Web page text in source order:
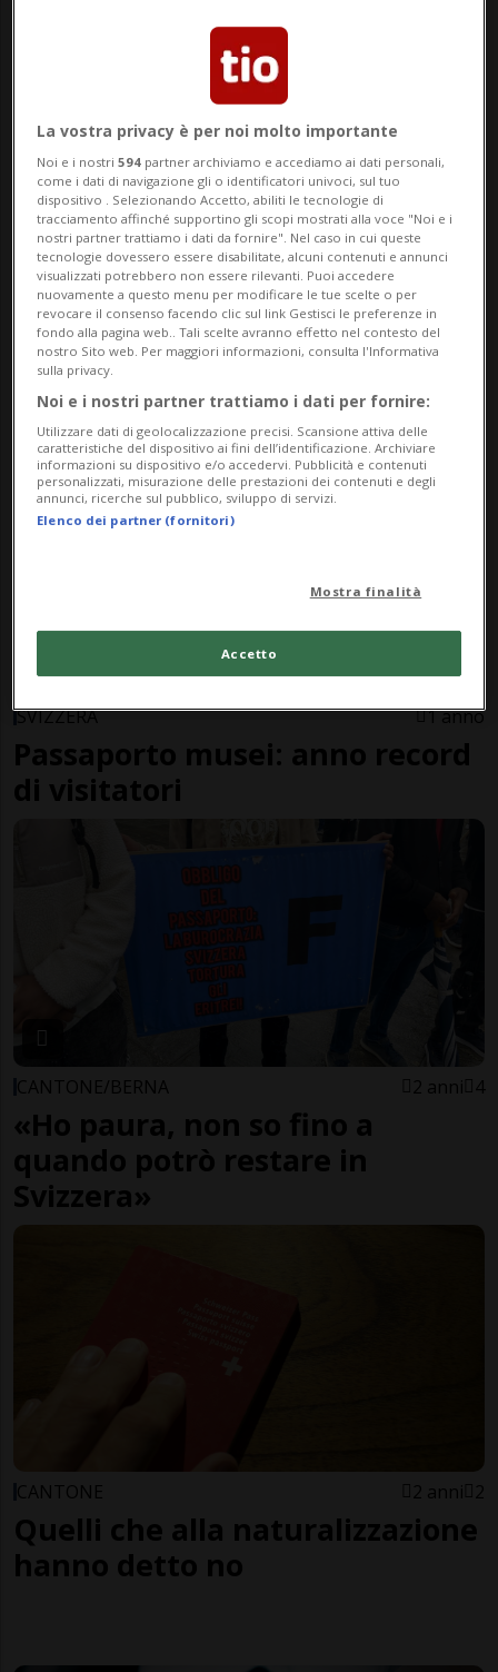
VANUATU 1 anno
Andrew Tate, via il passaporto
d'oro?
SVIZZERA 1 anno
Passaporto musei: anno record
di visitatori
CANTONE/BERNA 2 anni 4
«Ho paura, non so fino a
quando potrò restare in
Svizzera»
CANTONE 2 anni 2
Quelli che alla naturalizzazione
hanno detto no
La vostra privacy è per noi molto importante
Noi e i nostri594 partner archiviamo e accediamo ai dati personali,
come i dati di navigazione gli o identificatori univoci, sul tuo
dispositivo . Selezionando Accetto, abiliti le tecnologie di
tracciamento affinché supportino gli scopi mostrati alla voce "Noi e i
nostri partner trattiamo i dati da fornire". Nel caso in cui queste
tecnologie dovessero essere disabilitate, alcuni contenuti e annunci
visualizzati potrebbero non essere rilevanti. Puoi accedere
nuovamente a questo menu per modificare le tue scelte o per
revocare il consenso facendo clic sul link Gestisci le preferenze in
fondo alla pagina web.. Tali scelte avranno effetto nel contesto del
nostro Sito web. Per maggiori informazioni, consulta l'Informativa
sulla privacy.
Noi e i nostri partner trattiamo i dati per fornire:
Utilizzare dati di geolocalizzazione precisi. Scansione attiva delle
caratteristiche del dispositivo ai fini dell’identificazione. Archiviare
informazioni su dispositivo e/o accedervi. Pubblicità e contenuti
personalizzati, misurazione delle prestazioni dei contenuti e degli
annunci, ricerche sul pubblico, sviluppo di servizi.
Elenco dei partner (fornitori)
Mostra finalità
Accetto